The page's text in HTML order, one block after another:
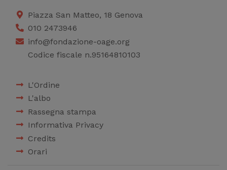
Piazza San Matteo, 18 Genova
010 2473946
info@fondazione-oage.org
Codice fiscale n.95164810103
L'Ordine
L'albo
Rassegna stampa
Informativa Privacy
Credits
Orari